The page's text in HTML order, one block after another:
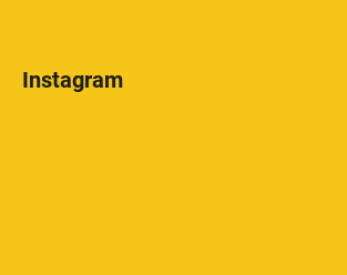
Instagram